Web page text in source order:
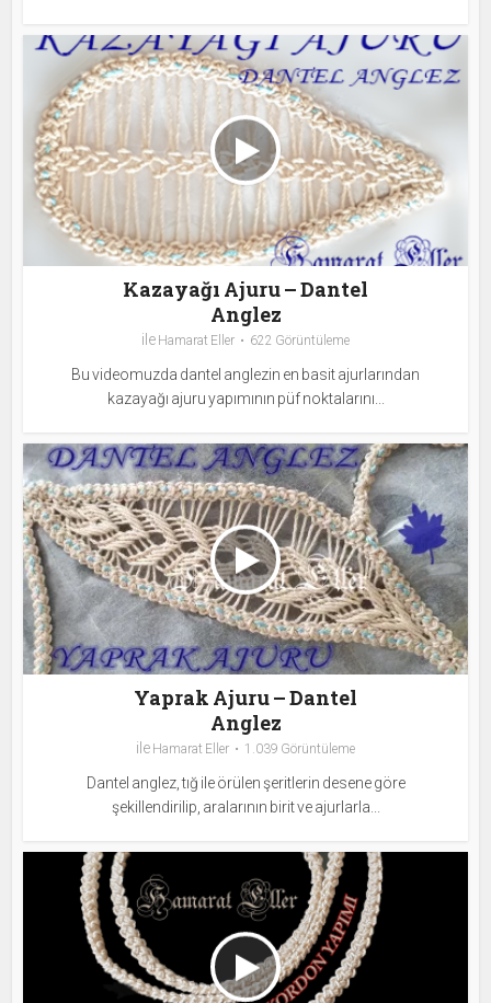
Kazayağı Ajuru – Dantel
Anglez
ile Hamarat Eller 622 Görüntüleme
Bu videomuzda dantel anglezin en basit ajurlarından
kazayağı ajuru yapımının püf noktalarını...
Yaprak Ajuru – Dantel
Anglez
ile Hamarat Eller 1.039 Görüntüleme
Dantel anglez, tığ ile örülen şeritlerin desene göre
şekillendirilip, aralarının birit ve ajurlarla...